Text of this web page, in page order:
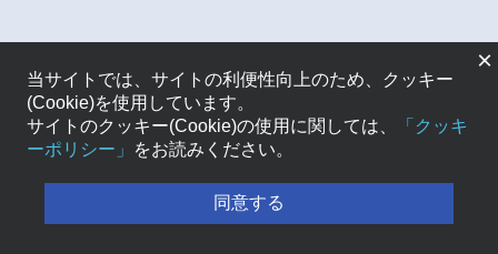
×
当サイトでは、サイトの利便性向上のため、クッキー
(Cookie)を使用しています。
サイトのクッキー(Cookie)の使用に関しては、
「クッキ
ーポリシー」
をお読みください。
同意する